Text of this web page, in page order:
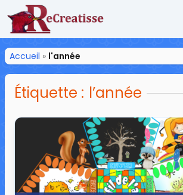
ReCreatisse
Accueil » l'année
Étiquette : l’année